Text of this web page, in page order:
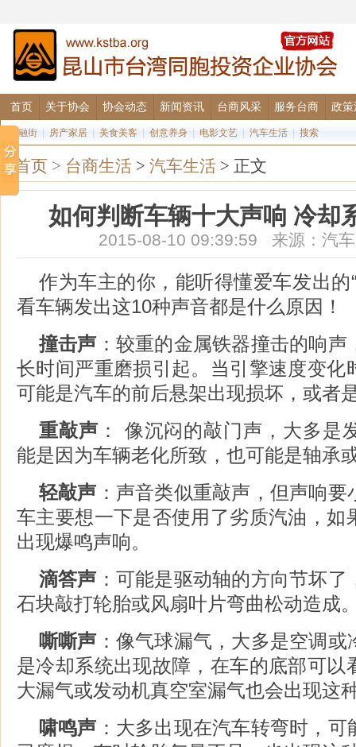
首页 关于协会 协会动态 新闻资讯 台商风采 服务台商 政策
金融街 房产家居 美食美客 创意养身 电影文艺 汽车生活 搜索
首页 > 台商生活 > 汽车生活 > 正文
如何判断车辆十大声响 冷却
2015-08-10 09:39:59 来源：汽
作为车主的你，能听得懂爱车发出的
看车辆发出这10种声音都是什么原因！
撞击声 ：较重的金属铁器撞击的响
长时间严重磨损引起。当引擎速度变化
可能是汽车的前后悬架出现损坏，或者
重敲声 ： 像沉闷的敲门声，大多是
能是因为车辆老化所致，也可能是轴承
轻敲声 ：声音类似重敲声，但声响
车主要想一下是否使用了劣质汽油，如
出现爆鸣声响。
滴答声 ：可能是驱动轴的方向节坏
石块敲打轮胎或风扇叶片弯曲松动造成
嘶嘶声 ：像气球漏气，大多是空调
是冷却系统出现故障，在车的底部可以
大漏气或发动机真空室漏气也会出现这
啸鸣声 ：大多出现在汽车转弯时，